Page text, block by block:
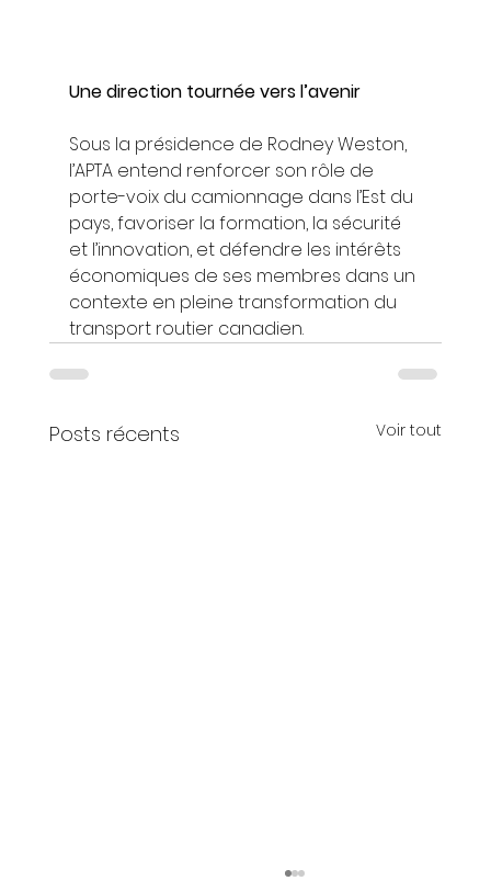
Une direction tournée vers l’avenir
Sous la présidence de Rodney Weston,
l’APTA entend renforcer son rôle de
porte-voix du camionnage dans l’Est du
pays, favoriser la formation, la sécurité
et l’innovation, et défendre les intérêts
économiques de ses membres dans un
contexte en pleine transformation du
transport routier canadien.
Posts récents Voir tout